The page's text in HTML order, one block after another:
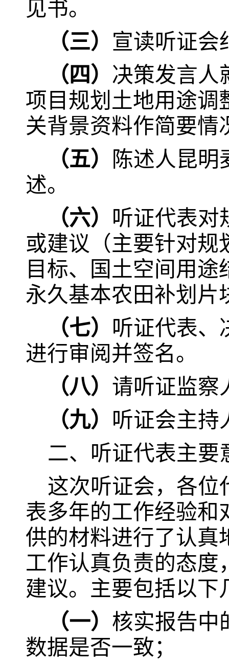
见书。
（三） 宣读听证会
（四） 决策发言人
项目规划土地用途调
关背景资料作简要情
（五）
陈述人昆明
述。
（六） 听证代表对
或建议（主要针对规
目标、国土空间用
永久基本农田补划片
（七） 听证代表、
进行审阅并签名。
（八） 请听证监察
（九） 听证会主持
二、听证代表主要
这次听证会，各位
表多年的工作经验和
供的材料进行了认真
工作认真负责的态度
建议。主要包括以下
（一） 核实报告中
数据是否一致；